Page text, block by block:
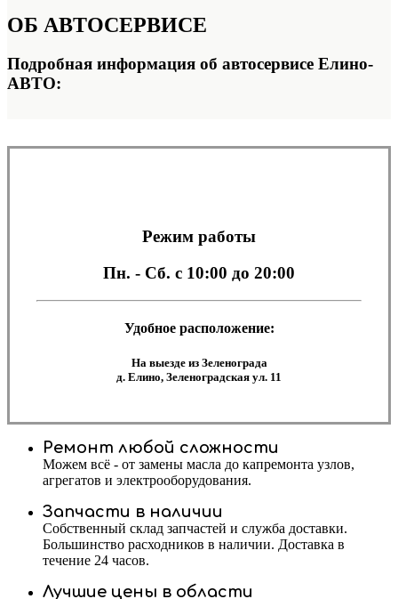
ОБ АВТОСЕРВИСЕ
Подробная информация об автосервисе Елино-
АВТО:
Режим работы
Пн. - Сб. с 10:00 до 20:00
Удобное расположение:
На выезде из Зеленограда
д. Елино, Зеленоградская ул. 11
Ремонт любой сложности
Можем всё - от замены масла до капремонта узлов,
агрегатов и электрооборудования.
Запчасти в наличии
Собственный склад запчастей и служба доставки.
Большинство расходников в наличии. Доставка в
течение 24 часов.
Лучшие цены в области